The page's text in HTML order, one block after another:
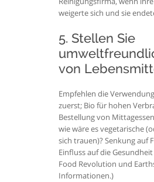
weigerte sich und sie
5. Stellen Sie
von
Empfehlen die
zuerst; Bio für hohen
Bestellung von
wie wäre es vegetarische
sich trauen)? Senkung auf
Einfluss auf die
Food Revolution und
Informationen.)